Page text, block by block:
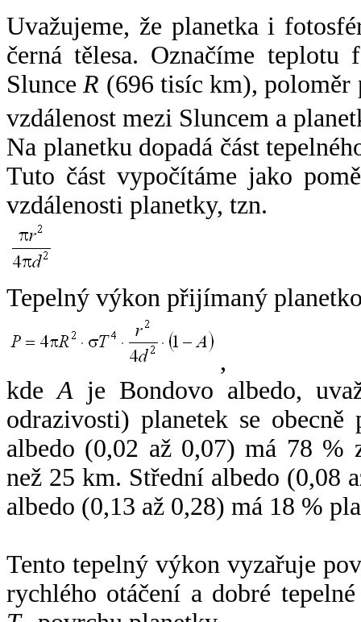
Uvažujeme, že planetka i
černá tělesa. Označíme
SlunceR (696 tisíc km),
vzdálenost mezi Sluncem a
Na planetku dopadá část
Tuto část vypočítáme jako
vzdálenosti planetky, tzn.
Tepelný výkon přijímaný
,
kdeA je Bondovo albedo,
odrazivosti) planetek se
albedo (0,02 až 0,07) má 78 %
než 25 km. Střední albedo (0,08
albedo (0,13 až 0,28) má 18 %
Tento tepelný výkon vyzařuje
rychlého otáčení a dobré